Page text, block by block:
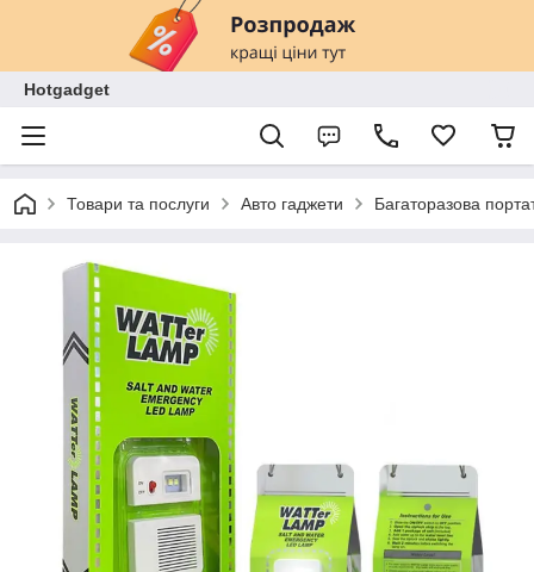
Hotgadget
Товари та послуги Авто гаджети Багаторазова